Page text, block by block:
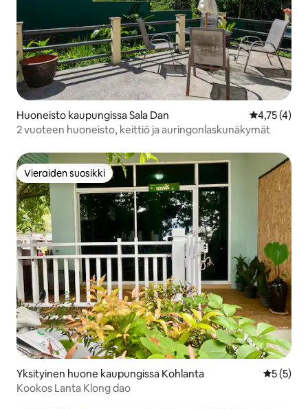
Huoneisto kaupungissa Sala Dan
4,75 (4)
2 vuoteen huoneisto, keittiö ja auringonlaskunäkymät
Vieraiden suosikki
Vieraiden suosikki
Yksityinen huone kaupungissa Kohlanta
5 (5)
Kookos Lanta Klong dao